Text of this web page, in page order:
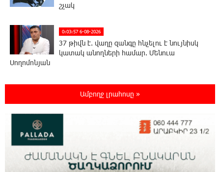
շչակ
0:03:57 6-08-2026
37 թիվն է. վաղը զանգը հնչելու է նույնիսկ
կատակ անողների համար. Մենուա
Սողոմոնյան
Օգոստոսի 6-ին, 7-ին, 10-ին, 11-ին, 12-ին և
լինելու
23:31:16 5-08-2026
Ջուր հավաքեք․ բազմաթիվ հասցեներում
ջուր չի լինելու
Ամբողջ լրահոսը »